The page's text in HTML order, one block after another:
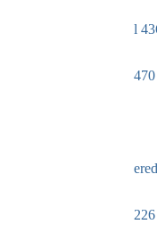
l